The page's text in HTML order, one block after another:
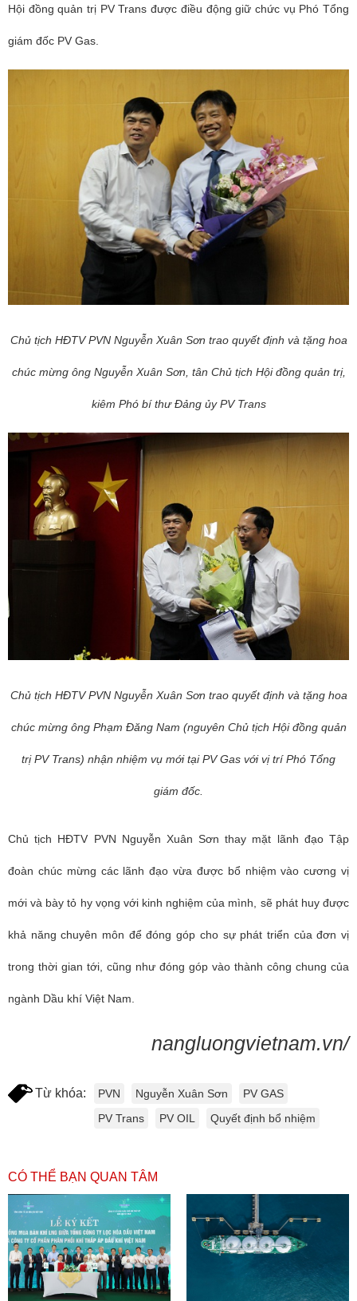
Hội đồng quản trị PV Trans được điều động giữ chức vụ Phó Tổng
giám đốc PV Gas.
Chủ tịch HĐTV PVN Nguyễn Xuân Sơn trao quyết định và tặng hoa
chúc mừng ông Nguyễn Xuân Sơn, tân Chủ tịch Hội đồng quản trị,
kiêm Phó bí thư Đảng ủy PV Trans
Chủ tịch HĐTV PVN Nguyễn Xuân Sơn trao quyết định và tặng hoa
chúc mừng ông Phạm Đăng Nam (nguyên Chủ tịch Hội đồng quản
trị PV Trans) nhận nhiệm vụ mới tại PV Gas với vị trí Phó Tổng
giám đốc.
Chủ tịch HĐTV PVN Nguyễn Xuân Sơn thay mặt lãnh đạo Tập
đoàn chúc mừng các lãnh đạo vừa được bổ nhiệm vào cương vị
mới và bày tỏ hy vọng với kinh nghiệm của mình, sẽ phát huy được
khả năng chuyên môn để đóng góp cho sự phát triển của đơn vị
trong thời gian tới, cũng như đóng góp vào thành công chung của
ngành Dầu khí Việt Nam.
nangluongvietnam.vn/
Từ khóa: PVN Nguyễn Xuân Sơn
PV GAS
PV Trans
PV OIL Quyết định bổ nhiệm
CÓ THỂ BẠN QUAN TÂM